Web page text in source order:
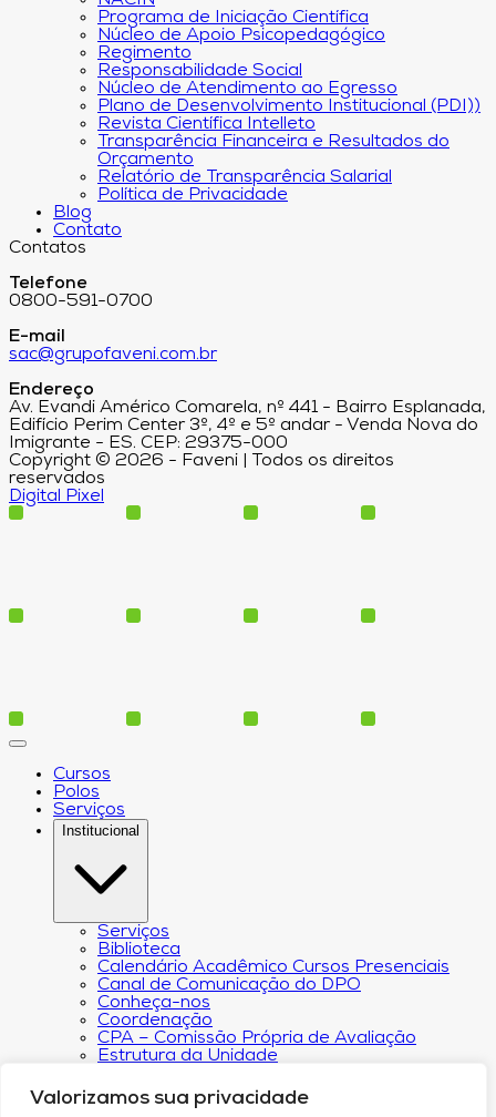
Valorizamos sua privacidade
Programa de Iniciação Científica
Núcleo de Apoio Psicopedagógico
Regimento
Responsabilidade Social
Núcleo de Atendimento ao Egresso
Plano de Desenvolvimento Institucional (PDI))
Revista Científica Intelleto
Transparência Financeira e Resultados do
Orçamento
Relatório de Transparência Salarial
Política de Privacidade
Blog
Contato
Contatos
Telefone
0800-591-0700
E-mail
sac@grupofaveni.com.br
Endereço
Av. Evandi Américo Comarela, nº 441 - Bairro Esplanada,
Edifício Perim Center 3º, 4º e 5º andar - Venda Nova do
Imigrante - ES. CEP: 29375-000
Copyright © 2026 - Faveni | Todos os direitos
reservados
Digital Pixel
Cursos
Polos
Serviços
Institucional
Serviços
Biblioteca
Calendário Acadêmico Cursos Presenciais
Canal de Comunicação do DPO
Conheça-nos
Coordenação
CPA – Comissão Própria de Avaliação
Estrutura da Unidade
Programa de Iniciação Científica
Núcleo de Apoio Psicopedagógico